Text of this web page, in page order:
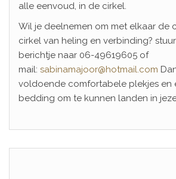
alle eenvoud, in de cirkel.
Wil je deelnemen om met elkaar de
cirkel van heling en verbinding?
berichtje naar 06-49619605 of
mail: sabinamajoor@hotmail.com
voldoende comfortabele plekjes en
bedding om te kunnen landen in